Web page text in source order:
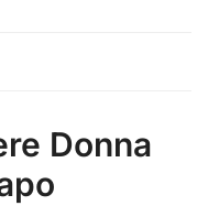
Donna